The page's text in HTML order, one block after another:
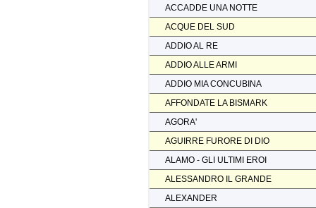
ACCADDE UNA NOTTE
ACQUE DEL SUD
ADDIO AL RE
ADDIO ALLE ARMI
ADDIO MIA CONCUBINA
AFFONDATE LA BISMARK
AGORA'
AGUIRRE FURORE DI DIO
ALAMO - GLI ULTIMI EROI
ALESSANDRO IL GRANDE
ALEXANDER